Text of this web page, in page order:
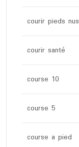
courir pieds nus
courir santé
course 10
course 5
course a pied